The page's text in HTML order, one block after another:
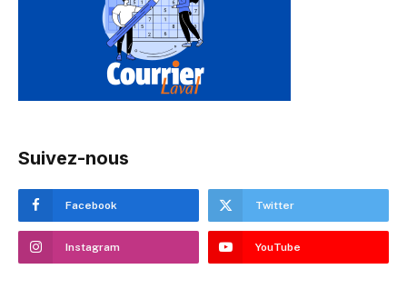
Suivez-nous
Facebook Twitter
Instagram YouTube